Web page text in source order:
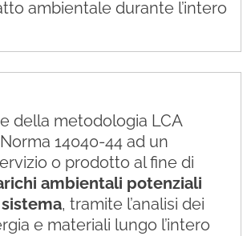
ambientale durante l’intero
della metodologia LCA
14040-44 ad un
o prodotto al fine di
ambientali potenziali
, tramite l’analisi dei
e materiali lungo l’intero